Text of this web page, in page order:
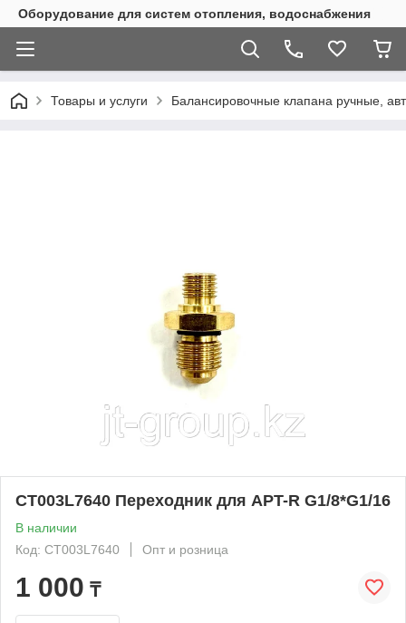
Оборудование для систем отопления, водоснабжения
Товары и услуги Балансировочные клапана ручные,
CТ003L7640 Переходник для APT-R G1/8*G1/16
В наличии
Код: CТ003L7640
Опт и розница
1 000 ₸